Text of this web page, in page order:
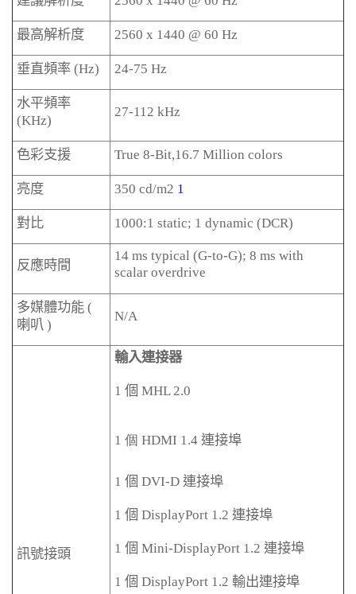
最高解析度 2560 x 1440 @ 60 Hz
垂直頻率 (Hz) 24-75 Hz
水平頻率
(KHz)
27-112 kHz
色彩支援 True 8-Bit,16.7 Million colors
亮度 350 cd/m2 1
對比 1000:1 static; 1 dynamic (DCR)
反應時間
14 ms typical (G-to-G); 8 ms with
scalar overdrive
多媒體功能 (
喇叭 )
N/A
訊號接頭
輸入連接器
1 個 MHL 2.0
1 個 HDMI 1.4 連接埠
1 個 DVI-D 連接埠
1 個 DisplayPort 1.2 連接埠
1 個 Mini-DisplayPort 1.2 連接埠
1 個 DisplayPort 1.2 輸出連接埠